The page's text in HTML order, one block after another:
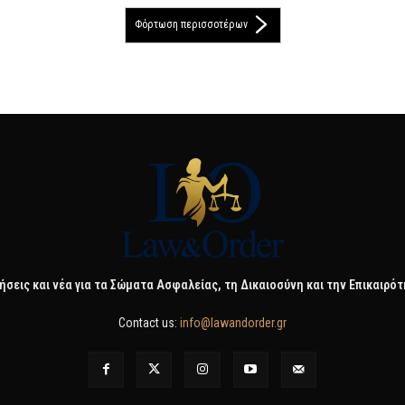
Φόρτωση περισσοτέρων
και νέα για τα Σώματα Ασφαλείας, τη Δικαιοσύνη και την
Contact us: info@lawandorder.gr